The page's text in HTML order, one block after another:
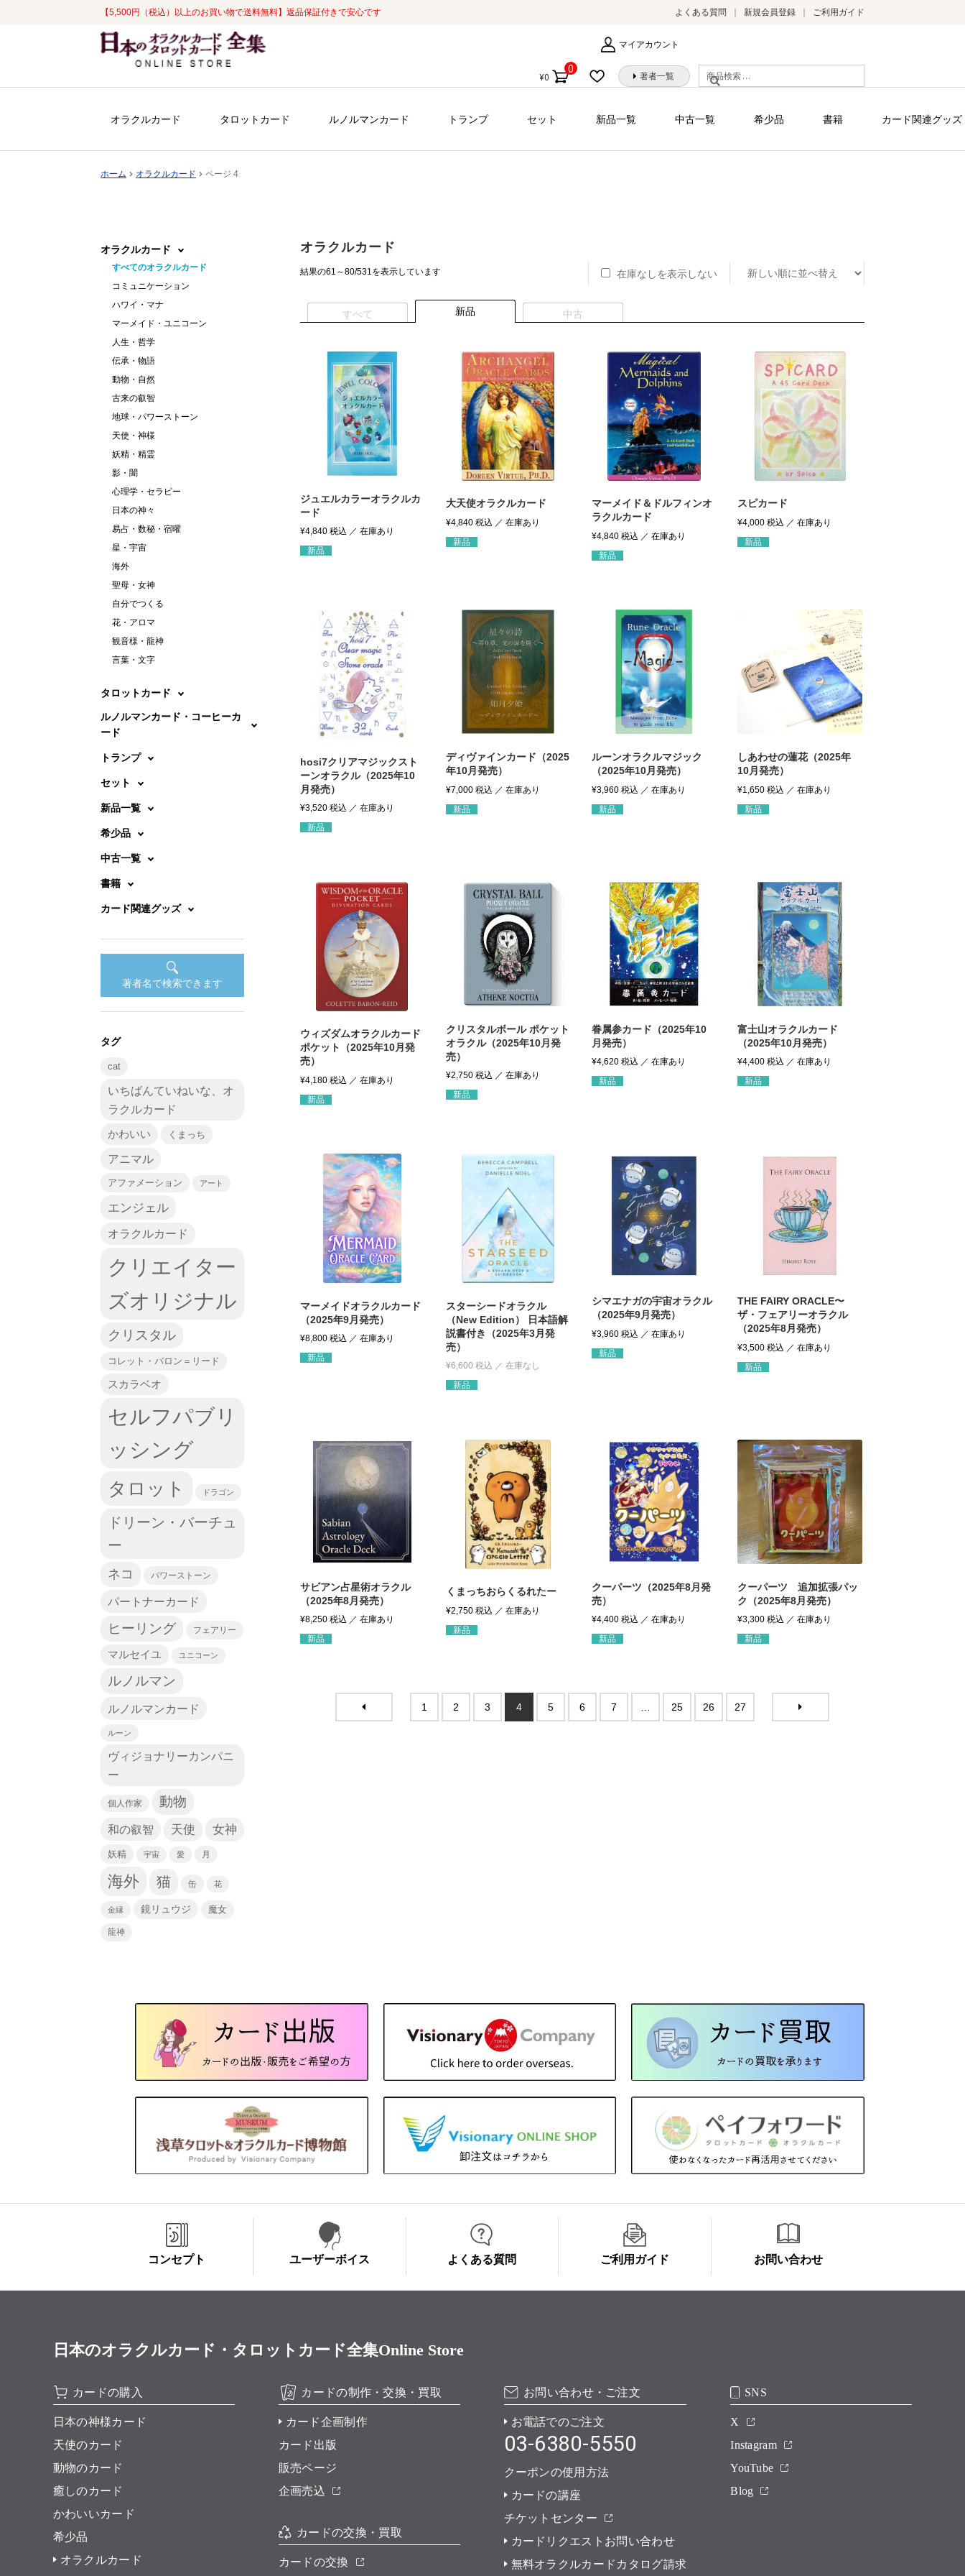
【5,500円（税込）以上のお買い物で送料無料】返品保証付きで安心です よくある質問 新規会員登録 ご利用ガイド
ナ
ビ
ン
コ
ン
ス
マイアカウント
検
索
象:
著者一覧
¥0
0
個
オラクルカード タロットカード ルノルマンカード トランプ セット 新品一覧 中古一覧 希少品 書籍 カード関連グッズ
ホーム オラクルカード ページ 4
オラクルカード
結果の61～80/531を表示しています新
い
在庫なしを表示しない
すべて 新品 中古
ジュエルカラーオラクルカ
ード
¥4,840税込
新品
大天使オラクルカード
¥4,840税込
新品
マーメイド＆ドルフィンオ
ラクルカード
¥4,840 税込
新品
スピカード
¥4,000 税込
新品
hosi7クリアマジックスト
ーンオラクル（2025年10
月発売）
¥3,520税込
新品
ディヴァインカード（2025
年10月発売）
¥7,000税込
新品
ルーンオラクルマジック
（2025年10月発売）
¥3,960 税込
新品
しあわせの蓮花（2025年
10月発売）
¥1,650 税込
新品
ウィズダムオラクルカード
ポケット（2025年10月発
売）
¥4,180税込
新品
クリスタルボール ポケット
オラクル（2025年10月発
売）
¥2,750税込
新品
眷属参カード（2025年10
月発売）
¥4,620 税込
新品
富士山オラクルカード
（2025年10月発売）
¥4,400 税込
新品
マーメイドオラクルカード
（2025年9月発売）
¥8,800税込
新品
スターシードオラクル
（New Edition） 日本語解
説書付き（2025年3月発
売）
¥6,600 税込
新品
シマエナガの宇宙オラクル
（2025年9月発売）
¥3,960 税込
新品
THE FAIRY ORACLE〜
ザ・フェアリーオラクル
（2025年8月発売）
¥3,500 税込
新品
サビアン占星術オラクル
（2025年8月発売）
¥8,250税込
新品
くまっちおらくるれたー
¥2,750税込
新品
クーパーツ（2025年8月発
売）
¥4,400 税込
新品
クーパーツ 追加拡張パッ
ク（2025年8月発売）
¥3,300 税込
新品
1 2 3 4 5 6 7 … 25 26 27
オラクルカード
すべてのオラクルカード
コミュニケーション
ハワイ・マナ
マーメイド・ユニコーン
人生・哲学
伝承・物語
動物・自然
古来の叡智
地球・パワーストーン
天使・神様
妖精・精霊
影・闇
心理学・セラピー
日本の神々
易占・数秘・宿曜
星・宇宙
海外
聖母・女神
自分でつくる
花・アロマ
観音様・龍神
言葉・文字
タロットカード
ルノルマンカード・コーヒーカ
ード
トランプ
セット
新品一覧
希少品
中古一覧
書籍
カード関連グッズ
著者名で検索できます
タグ
cat
いちばんていねいな、オ
ラクルカード
かわいい くまっち
アニマル
アファメーション アート
エンジェル
オラクルカード
クリエイター
ズオリジナル
クリスタル
コレット・バロン＝リード
スカラベオ
セルフパブリ
ッシング
タロット ドラゴン
ドリーン・バーチュ
ー
ネコ パワーストーン
パートナーカード
ヒーリング フェアリー
マルセイユ ユニコーン
ルノルマン
ルノルマンカード
ルーン
ヴィジョナリーカンパニ
ー
個人作家 動物
和の叡智 天使 女神
妖精 宇宙 愛 月
海外 猫 缶 花
金縁 鏡リュウジ 魔女
龍神
コンセプト ユーザーボイス よくある質問 ご利用ガイド お問い合わせ
日本のオラクルカード・タロットカード全集Online Store
カードの購入
日本の神様カード
天使のカード
動物のカード
癒しのカード
かわいいカード
希少品
オラクルカード
カードの制作・交換・買取
カード企画制作
カード出版
販売ページ
企画売込
カードの交換・買取
カードの交換
お問い合わせ・ご注文
お電話でのご注文
03-6380-5550
クーポンの使用方法
カードの講座
チケットセンター
カードリクエストお問い合わせ
無料オラクルカードカタログ請求
SNS
X
Instagram
YouTube
Blog